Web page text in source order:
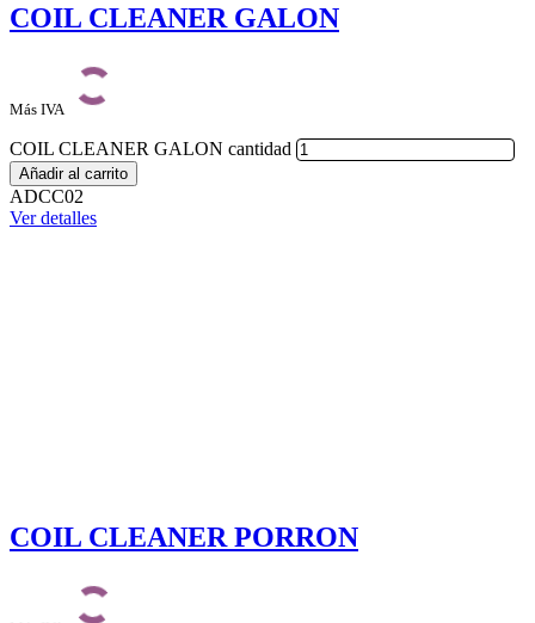
COIL CLEANER GALON
Más IVA
COIL CLEANER GALON cantidad
Añadir al carrito
ADCC02
Ver detalles
COIL CLEANER PORRON